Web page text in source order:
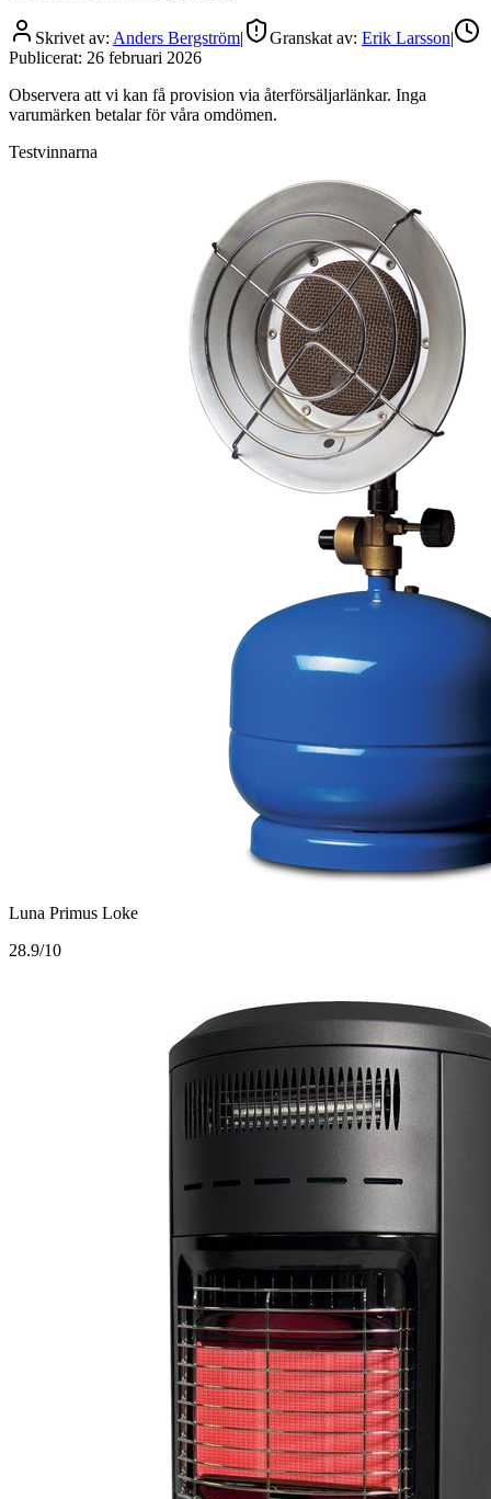
Skrivet av: Anders Bergström| Granskat av: Erik Larsson|
Publicerat: 26 februari 2026
Observera att vi kan få provision via återförsäljarlänkar. Inga
varumärken betalar för våra omdömen.
Testvinnarna
Luna Primus Loke
28.9/10